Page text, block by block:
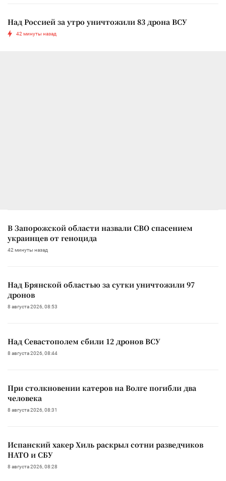
Над Россией за утро уничтожили 83 дрона ВСУ
42 минуты назад
В Запорожской области назвали СВО спасением
украинцев от геноцида
42 минуты назад
Над Брянской областью за сутки уничтожили 97
дронов
8 августа 2026, 08:53
Над Севастополем сбили 12 дронов ВСУ
8 августа 2026, 08:44
При столкновении катеров на Волге погибли два
человека
8 августа 2026, 08:31
Испанский хакер Хиль раскрыл сотни разведчиков
НАТО и СБУ
8 августа 2026, 08:28